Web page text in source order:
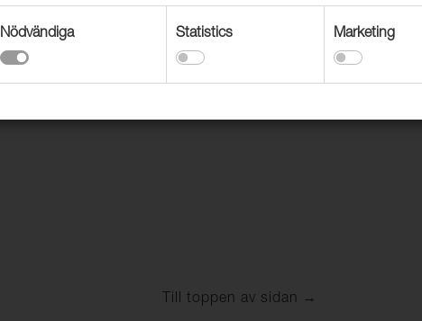
Till toppen av sidan
Nödvändiga Statistics Marketing